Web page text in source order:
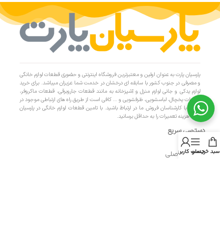
پارسیان پارت به عنوان اولین و معتبرترین فروشگاه اینترنتی و حضوری قطعات لوازم خانگی
و مصرفی در جنوب کشور با سابقه ای درخشان در خدمت شما عزیزان میباشد. برای خرید
لوازم یدکی و جانی لوازم منزل و آشپزخانه به مانند قطعات جاروبرقی، قطعات ماکروفر،
قطعات یخچال، لباسشویی، ظرفشویی و … کافی است از طریق راه های ارتباطی موجود در
سایت با کارشناسان فروش ما در ارتباط باشید. با تامین قطعات لوازم خانگی در پارسیان
پارت، هزینه تعمیرات را به حداقل برسانید.
دسترسی سریع
- صفحه اصلیسبد خریدمنو
حساب کاربری من